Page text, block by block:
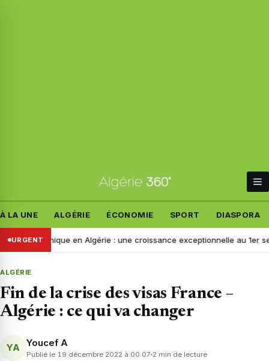
À LA UNE ALGÉRIE ÉCONOMIE SPORT DIASPORA
URGENTen Algérie : une croissance exceptionnelle au 1er
ALGÉRIE
Fin de la crise des visas France –
Algérie : ce qui va changer
YA Youcef A
Publié le 19 décembre 2022 à 00:07 2 min de lecture